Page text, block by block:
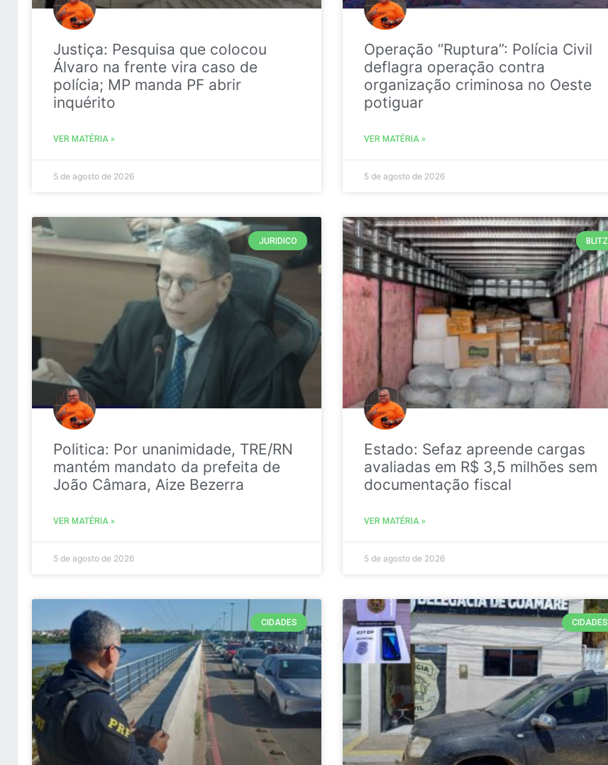
Justiça: Pesquisa que colocou
Álvaro na frente vira caso de
polícia; MP manda PF abrir
inquérito
VER MATÉRIA »
5 de agosto de 2026
Operação “Ruptura”: Polícia Civil
deflagra operação contra
organização criminosa no Oeste
potiguar
VER MATÉRIA »
5 de agosto de 2026
JURIDICO
Politica: Por unanimidade, TRE/RN
mantém mandato da prefeita de
João Câmara, Aize Bezerra
VER MATÉRIA »
5 de agosto de 2026
BLITZ
Estado: Sefaz apreende cargas
avaliadas em R$ 3,5 milhões sem
documentação fiscal
VER MATÉRIA »
5 de agosto de 2026
CIDADES CIDADES